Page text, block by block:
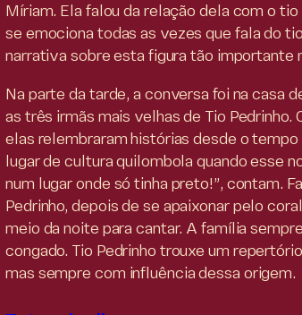
Míriam. Ela falou da relação dela com o
se emociona todas as vezes que fala do
narrativa sobre esta figura tão importante
Na parte da tarde, a conversa foi na casa
as três irmãs mais velhas de Tio
elas relembraram histórias desde o
lugar de cultura quilombola quando esse
num lugar onde só tinha preto!”, contam.
Pedrinho, depois de se apaixonar pelo
meio da noite para cantar. A família
congado. Tio Pedrinho trouxe um
mas sempre com influência dessa origem.